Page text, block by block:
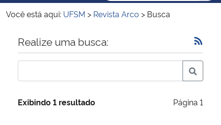
Ministério das Relações Exteriores
Ministério da Economia
Ministério da Infraestrutura
Você está aqui: UFSM > Revista Arco > Busca
Início do conteúdo
Realize uma busca:
Exibindo 1 resultado Página 1